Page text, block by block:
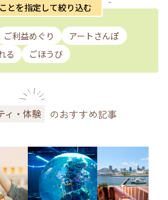
とを指定して絞り込む
ご利益めぐり
アートさんぽ
る ごほうび
ィ・体験 のおすすめ記事